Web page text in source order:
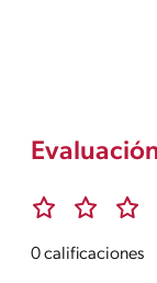
0 calificaciones